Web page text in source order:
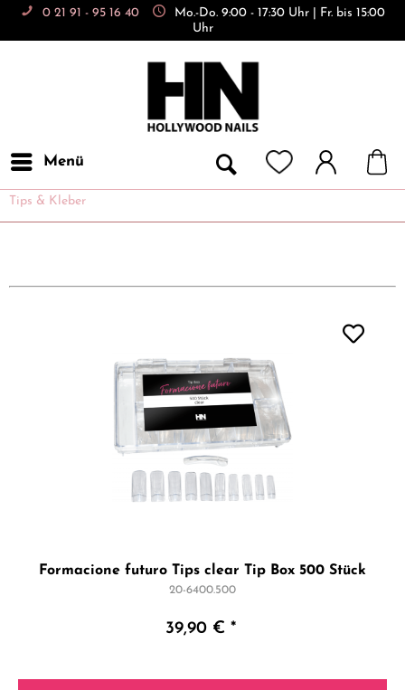
0 21 91 - 95 16 40
Mo.-Do. 9:00 - 17:30 Uhr | Fr. bis 15:00
Uhr
Menü
Tips & Kleber
Formacione futuro Tips clear Tip Box 500 Stück
20-6400.500
39,90 € *